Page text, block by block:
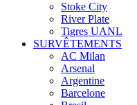
Stoke City
River Plate
Tigres UANL
SURVÊTEMENTS
AC Milan
Arsenal
Argentine
Barcelone